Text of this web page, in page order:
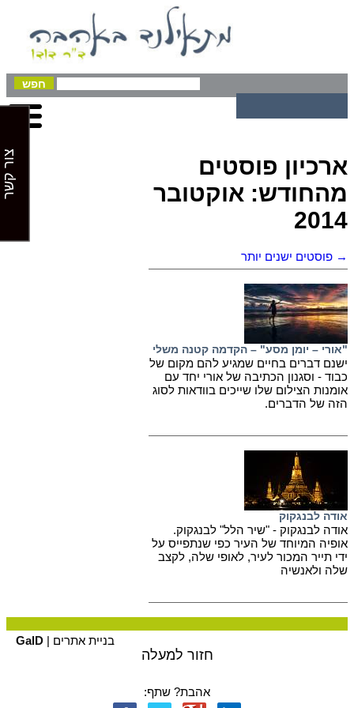
ארכיון פוסטים
מהחודש: אוקטובר
2014
→ פוסטים ישנים יותר
"אורי – יומן מסע" – הקדמה קטנה משלי
ישנם דברים בחיים שמגיע להם מקום של
כבוד - וסגנון הכתיבה של אורי יחד עם
אומנות הצילום שלו שייכים בוודאות לסוג
הזה של הדברים.
אודה לבנגקוק
אודה לבנגקוק - "שיר הלל" לבנגקוק.
אופיה המיוחד של העיר כפי שנתפייס על
ידי תייר המכור לעיר, לאופי שלה, לקצב
שלה ולאנשיה
בניית אתרים | GalD
חזור למעלה
אהבת? שתף:
צור קשר